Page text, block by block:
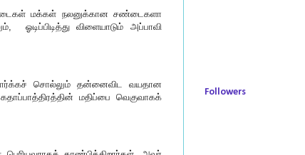
மக்கள் நலனுக்கான சண்டைகளா
விளையாடும் அப்பாவி
பார்க்கச் சொல்லும் தன்னைவிட வயதான
மதிப்பை வெகுவாகக்
Followers